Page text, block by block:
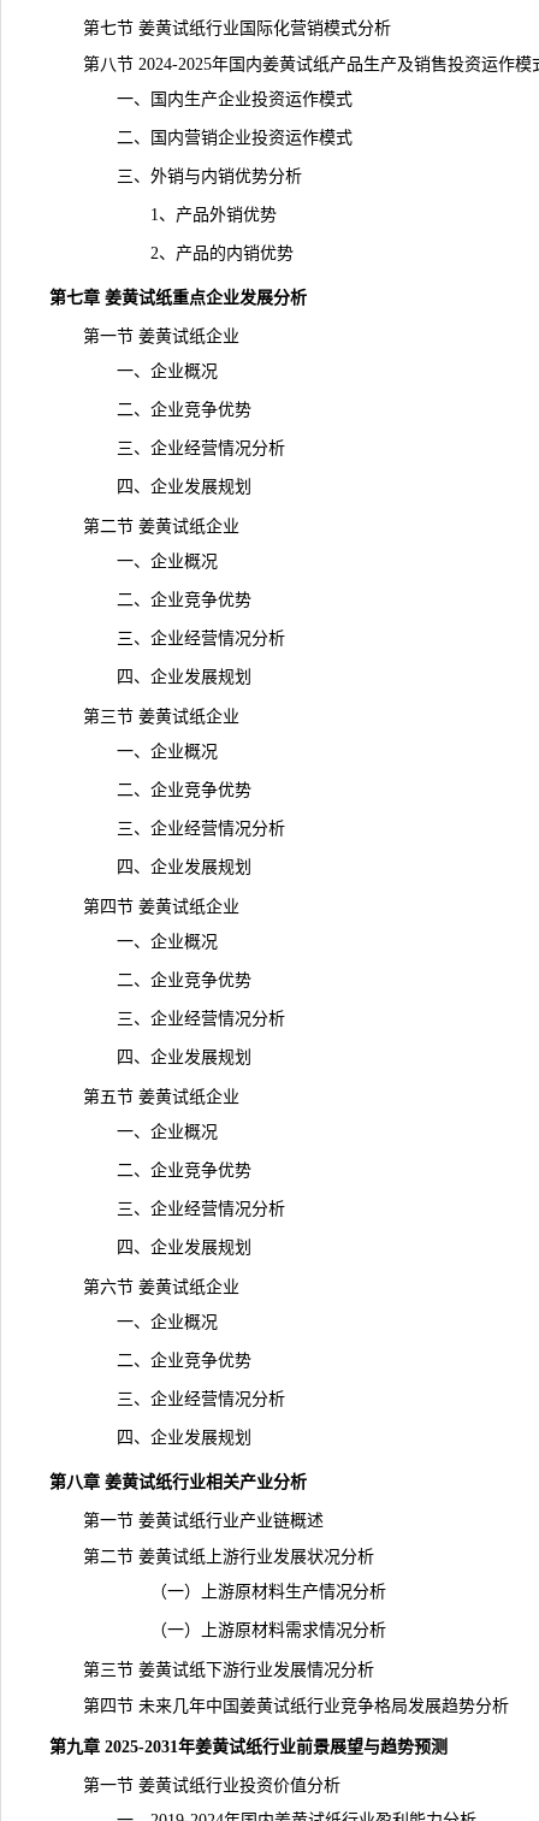
第七节 姜黄试纸行业国际化营销模式分析
第八节 2024-2025年国内姜黄试纸产品生产及销售投资运作模
一、国内生产企业投资运作模式
二、国内营销企业投资运作模式
三、外销与内销优势分析
1、产品外销优势
2、产品的内销优势
第七章 姜黄试纸重点企业发展分析
第一节 姜黄试纸企业
一、企业概况
二、企业竞争优势
三、企业经营情况分析
四、企业发展规划
第二节 姜黄试纸企业
一、企业概况
二、企业竞争优势
三、企业经营情况分析
四、企业发展规划
第三节 姜黄试纸企业
一、企业概况
二、企业竞争优势
三、企业经营情况分析
四、企业发展规划
第四节 姜黄试纸企业
一、企业概况
二、企业竞争优势
三、企业经营情况分析
四、企业发展规划
第五节 姜黄试纸企业
一、企业概况
二、企业竞争优势
三、企业经营情况分析
四、企业发展规划
第六节 姜黄试纸企业
一、企业概况
二、企业竞争优势
三、企业经营情况分析
四、企业发展规划
第八章 姜黄试纸行业相关产业分析
第一节 姜黄试纸行业产业链概述
第二节 姜黄试纸上游行业发展状况分析
（一）上游原材料生产情况分析
（一）上游原材料需求情况分析
第三节 姜黄试纸下游行业发展情况分析
第四节 未来几年中国姜黄试纸行业竞争格局发展趋势分析
第九章 2025-2031年姜黄试纸行业前景展望与趋势预测
第一节 姜黄试纸行业投资价值分析